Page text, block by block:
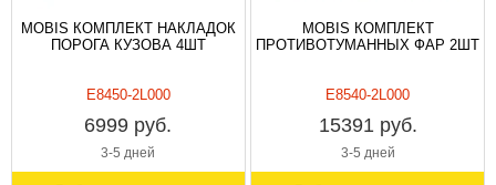
MOBIS КОМПЛЕКТ НАКЛАДОК
ПОРОГА КУЗОВА 4ШТ
E8450-2L000
6999 руб.
3-5 дней
MOBIS КОМПЛЕКТ
ПРОТИВОТУМАННЫХ ФАР 2ШТ
E8540-2L000
15391 руб.
3-5 дней